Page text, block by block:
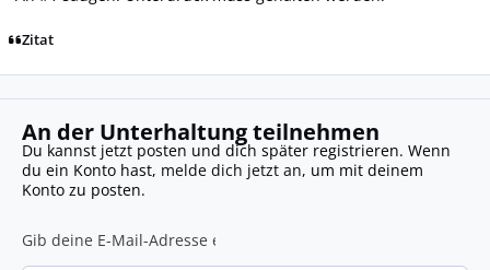
Zitat
An der Unterhaltung teilnehmen
Du kannst jetzt posten und dich später registrieren. Wenn
du ein Konto hast, melde dich jetzt an, um mit deinem
Konto zu posten.